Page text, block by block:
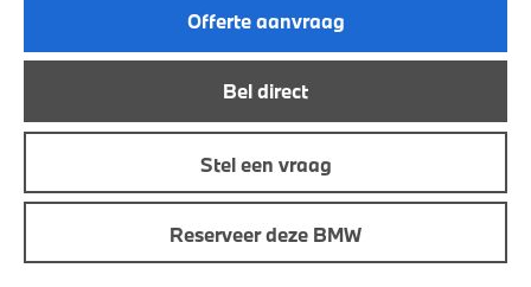
Offerte aanvraag
Bel direct
Stel een vraag
Reserveer deze BMW